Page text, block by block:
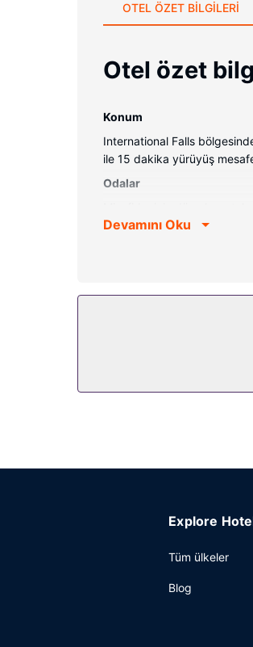
OTEL ÖZET BILGILERI
Otel özet
Konum
International Falls
ile 15 dakika yürüyüş
Odalar
sunulmaktadır.
Misafirler için hızlı giriş,
Devamını Oku
Explore
Tüm ülkeler
Blog